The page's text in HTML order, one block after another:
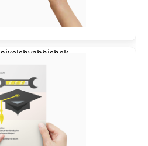
pixelsbyabhishek